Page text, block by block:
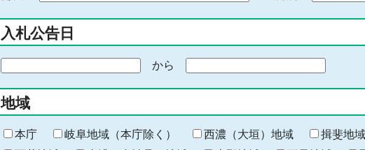
力
入札公告日
の
始
ま
から
終
わ
地域
本庁 岐阜地域（本庁除く） 西濃（大垣）地域 揖斐地域